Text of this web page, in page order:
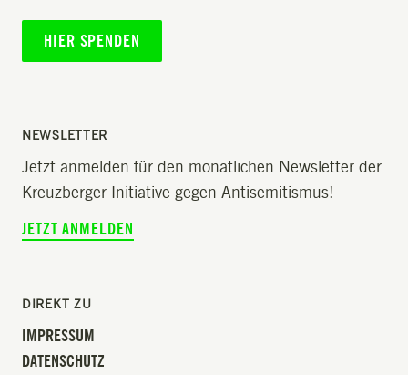
HIER SPENDEN
NEWSLETTER
Jetzt anmelden für den monatlichen Newsletter der
Kreuzberger Initiative gegen Antisemitismus!
JETZT ANMELDEN
DIREKT ZU
IMPRESSUM
DATENSCHUTZ